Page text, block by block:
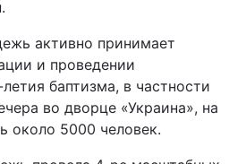
активно принимает
и проведении
баптизма, в частности
во дворце «Украина», на
около 5000 человек.